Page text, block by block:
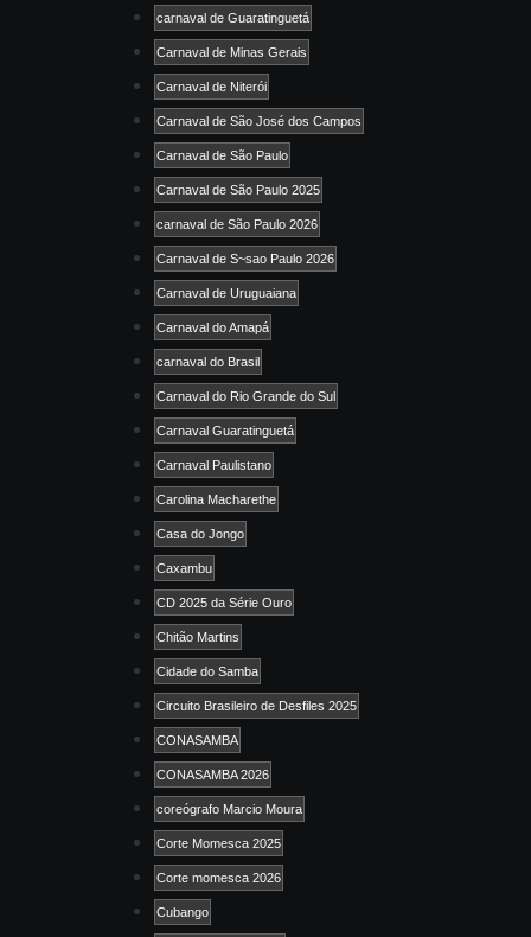
carnaval de Guaratinguetá
Carnaval de Minas Gerais
Carnaval de Niterói
Carnaval de São José dos Campos
Carnaval de São Paulo
Carnaval de São Paulo 2025
carnaval de São Paulo 2026
Carnaval de S~sao Paulo 2026
Carnaval de Uruguaiana
Carnaval do Amapá
carnaval do Brasil
Carnaval do Rio Grande do Sul
Carnaval Guaratinguetá
Carnaval Paulistano
Carolina Macharethe
Casa do Jongo
Caxambu
CD 2025 da Série Ouro
Chitão Martins
Cidade do Samba
Circuito Brasileiro de Desfiles 2025
CONASAMBA
CONASAMBA 2026
coreógrafo Marcio Moura
Corte Momesca 2025
Corte momesca 2026
Cubango